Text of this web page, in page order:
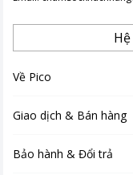
Về Pico
Giao dịch & Bán hàng
Bảo hành & Đổi trả